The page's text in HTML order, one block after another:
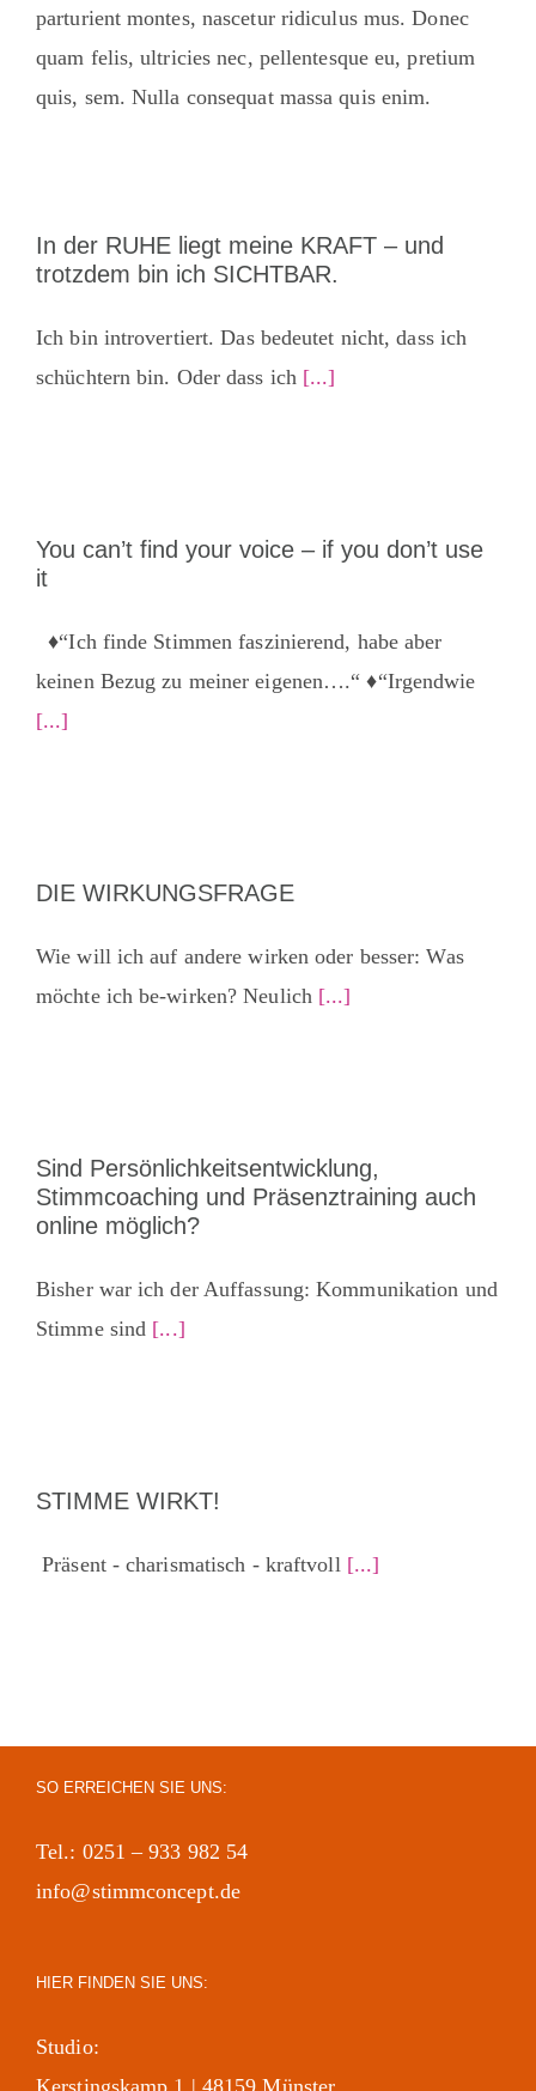
parturient montes, nascetur ridiculus mus. Donec
quam felis, ultricies nec, pellentesque eu, pretium
quis, sem. Nulla consequat massa quis enim.
In der RUHE liegt meine KRAFT – und
trotzdem bin ich SICHTBAR.
Ich bin introvertiert. Das bedeutet nicht, dass ich
schüchtern bin. Oder dass ich [...]
You can’t find your voice – if you don’t use
it
♦️“Ich finde Stimmen faszinierend, habe aber
keinen Bezug zu meiner eigenen….“ ♦️“Irgendwie
[...]
DIE WIRKUNGSFRAGE
Wie will ich auf andere wirken oder besser: Was
möchte ich be-wirken? Neulich [...]
Sind Persönlichkeitsentwicklung,
Stimmcoaching und Präsenztraining auch
online möglich?
Bisher war ich der Auffassung: Kommunikation und
Stimme sind [...]
STIMME WIRKT!
Präsent - charismatisch - kraftvoll [...]
SO ERREICHEN SIE UNS:
Tel.: 0251 – 933 982 54
info@stimmconcept.de
HIER FINDEN SIE UNS:
Studio:
Kerstingskamp 1 | 48159 Münster